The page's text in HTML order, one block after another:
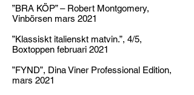
”BRA KÖP” – Robert Montgomery,
Vinbörsen mars 2021
”Klassiskt italienskt matvin.”, 4/5,
Boxtoppen februari 2021
”FYND”, Dina Viner Professional Edition,
mars 2021